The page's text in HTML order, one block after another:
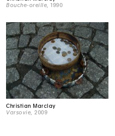
Bouche-oreille , 1990
Christian Marclay
Varsovie , 2009